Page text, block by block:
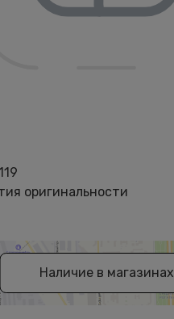
оригинальности
Наличие в магазинах